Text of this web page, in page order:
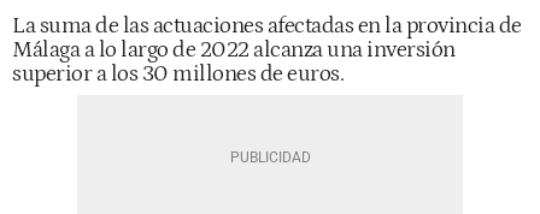
La suma de las actuaciones afectadas en la provincia de
Málaga a lo largo de 2022 alcanza una inversión
superior a los 30 millones de euros.